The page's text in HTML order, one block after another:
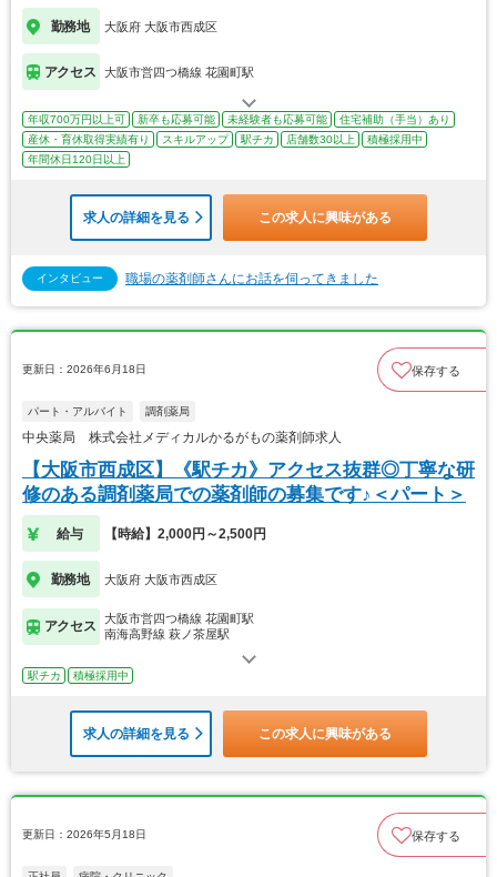
勤務地 大阪府 大阪市西成区
アクセス 大阪市営四つ橋線 花園町駅
年収700万円以上可 新卒も応募可能 未経験者も応募可能
住宅補助（手当）あり
産休・育休取得実績有り
スキルアップ 駅チカ 店舗数30以上
積極採用中
年間休日120日以上
求人の詳細を見る この求人に興味がある
インタビュー 職場の薬剤師さんにお話を伺ってきました
更新日：2026年6月18日 保存する
パート・アルバイト 調剤薬局
中央薬局 株式会社メディカルかるがもの薬剤師求人
【大阪市西成区】《駅チカ》アクセス抜群◎丁寧な研
修のある調剤薬局での薬剤師の募集です♪＜パート＞
給与 【時給】2,000円～2,500円
勤務地 大阪府 大阪市西成区
アクセス
大阪市営四つ橋線 花園町駅
南海高野線 萩ノ茶屋駅
駅チカ 積極採用中
求人の詳細を見る この求人に興味がある
更新日：2026年5月18日 保存する